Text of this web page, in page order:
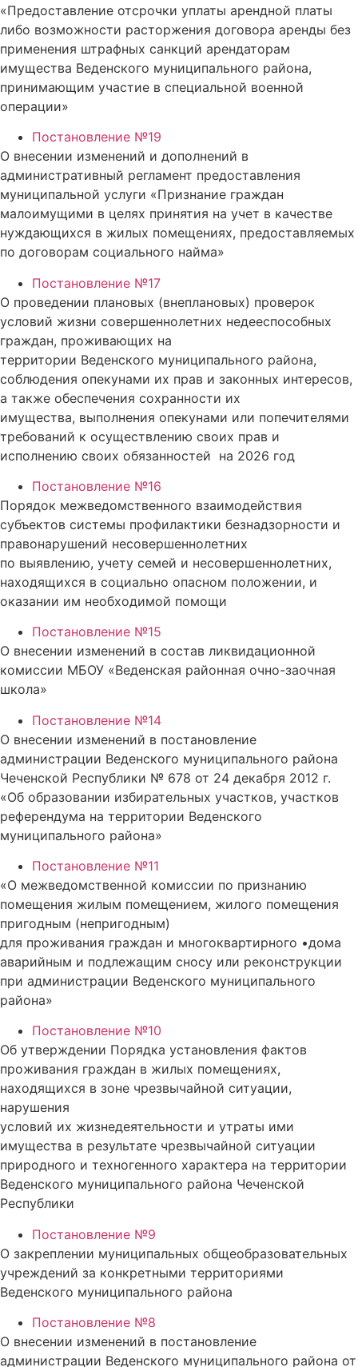
«Предоставление отсрочки уплаты арендной платы
либо возможности расторжения договора аренды без
применения штрафных санкций арендаторам
имущества Веденского муниципального района,
принимающим участие в специальной военной
операции»
Постановление №19
Ο внесении изменений и дополнений в
административный регламент предоставления
муниципальной услуги «Признание граждан
малоимущими в целях принятия на учет в качестве
нуждающихся в жилых помещениях, предоставляемых
по договорам социального найма»
Постановление №17
О проведении плановых (внеплановых) проверок
условий жизни совершеннолетних недееспособных
граждан, проживающих на
территории Веденского муниципального района,
соблюдения опекунами их прав и законных интересов,
а также обеспечения сохранности их
имущества, выполнения опекунами или попечителями
требований к осуществлению своих прав и
исполнению своих обязанностей на 2026 год
Постановление №16
Порядок межведомственного взаимодействия
субъектов системы профилактики безнадзорности и
правонарушений несовершеннолетних
по выявлению, учету семей и несовершеннолетних,
находящихся в социально опасном положении, и
оказании им необходимой помощи
Постановление №15
О внесении изменений в состав ликвидационной
комиссии МБОУ «Веденская районная очно-заочная
школа»
Постановление №14
О внесении изменений в постановление
администрации Веденского муниципального района
Чеченской Республики № 678 от 24 декабря 2012 г.
«Об образовании избирательных участков, участков
референдума на территории Веденского
муниципального района»
Постановление №11
«О межведомственной комиссии по признанию
помещения жилым помещением, жилого помещения
пригодным (непригодным)
для проживания граждан и многоквартирного •дома
аварийным и подлежащим сносу или реконструкции
при администрации Веденского муниципального
района»
Постановление №10
Об утверждении Порядка установления фактов
проживания граждан в жилых помещениях,
находящихся в зоне чрезвычайной ситуации,
нарушения
условий их жизнедеятельности и утраты ими
имущества в результате чрезвычайной ситуации
природного и техногенного характера на территории
Веденского муниципального района Чеченской
Республики
Постановление №9
О закреплении муниципальных общеобразовательных
учреждений за конкретными территориями
Веденского муниципального района
Постановление №8
О внесении изменений в постановление
администрации Веденского муниципального района от